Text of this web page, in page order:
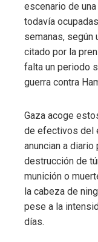
escenario de
todavía
semanas, según
citado por la
falta un periodo
guerra contra
Gaza acoge
de efectivos del
anuncian a
destrucción de
munición o
la cabeza de
pese a la
días.